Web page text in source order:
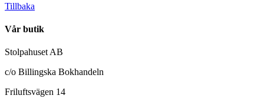
Tillbaka
Vår butik
Stolpahuset AB
c/o Billingska Bokhandeln
Friluftsvägen 14